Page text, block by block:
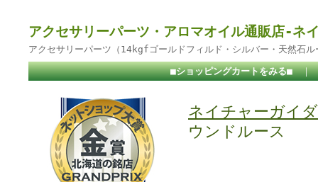
アクセサリーパーツ・アロマオイル通販店-ネ
アクセサリーパーツ（14kgfゴールドフィルド・シルバー・天然石
■ショッピングカートをみる■ ｜
ネイチャーガイ
ウンドルース